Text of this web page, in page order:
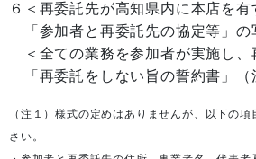
６＜再委託先が高知県内に本店を有
「参加者と再委託先の協定等」の
＜全ての業務を参加者が実施し、
「再委託をしない旨の誓約書」（
（注１）様式の定めはありませんが、以下の
さい。